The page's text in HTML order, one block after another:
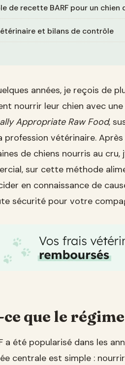
de recette BARF pour un chien
et bilans de contrôle
années, je reçois de
nourrir leur chien avec
Appropriate Raw Food,
profession vétérinaire.
de chiens nourris au
sur cette méthode
en connaissance de
sécurité pour votre
ce que le
a été popularisé dans les
centrale est simple :